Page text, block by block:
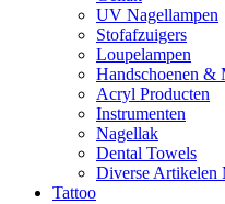
UV Nagellampen
Stofafzuigers
Loupelampen
Handschoenen &
Acryl Producten
Instrumenten
Nagellak
Dental Towels
Diverse Artikelen
Tattoo